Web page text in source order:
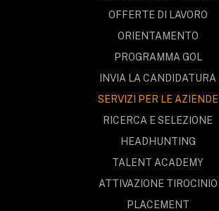
OFFERTE DI LAVORO
ORIENTAMENTO
PROGRAMMA GOL
INVIA LA CANDIDATURA
SERVIZI PER LE AZIENDE
RICERCA E SELEZIONE
HEADHUNTING
TALENT ACADEMY
ATTIVAZIONE TIROCINIO
PLACEMENT